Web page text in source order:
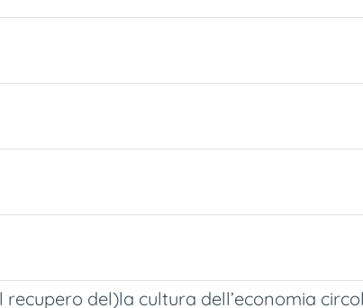
del)la cultura dell’economia